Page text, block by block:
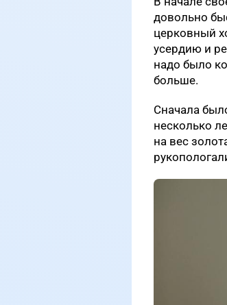
довольно
церковный
усердию и
надо было
больше.
Сначала
несколько
на вес